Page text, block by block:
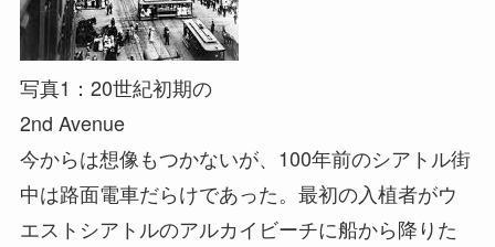
写真1：20世紀初期の
2nd Avenue
今からは想像もつかないが、100年前のシアトル街
中は路面電車だらけであった。最初の入植者がウ
エストシアトルのアルカイビーチに船から降りた